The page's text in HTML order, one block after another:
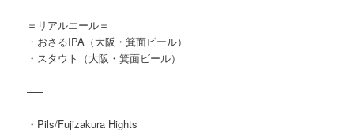
＝リアルエール＝
・おさるIPA（大阪・箕面ビール）
・スタウト（大阪・箕面ビール）
—–
・Pils/Fujizakura Hights